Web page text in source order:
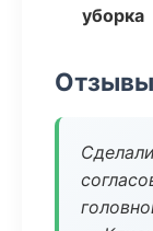
уборка
Отзывы